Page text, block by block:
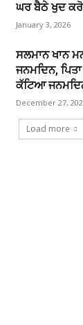
ਘਰ ਬੈਠੇ ਖੁਦ
January 3, 2026
ਸਲਮਾਨ ਖਾਨ
ਜਨਮਦਿਨ,
ਕੱਟਿਆ
December 27,
Load more